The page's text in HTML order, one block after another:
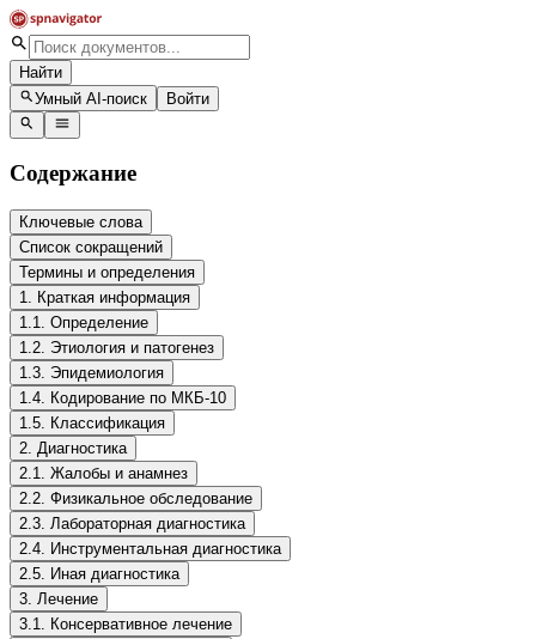
Найти
Умный AI-поиск
Войти
Содержание
Ключевые слова
Список сокращений
Термины и определения
1. Краткая информация
1.1. Определение
1.2. Этиология и патогенез
1.3. Эпидемиология
1.4. Кодирование по МКБ-10
1.5. Классификация
2. Диагностика
2.1. Жалобы и анамнез
2.2. Физикальное обследование
2.3. Лабораторная диагностика
2.4. Инструментальная диагностика
2.5. Иная диагностика
3. Лечение
3.1. Консервативное лечение